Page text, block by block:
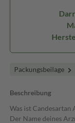
Packungsbeilage
Beschreibung
Was ist Candesartan
Der Name deines